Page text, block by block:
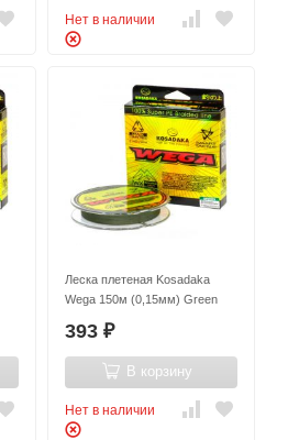
Нет в наличии
Леска плетеная Kosadaka
Wega 150м (0,15мм) Green
393 ₽
В корзину
Нет в наличии